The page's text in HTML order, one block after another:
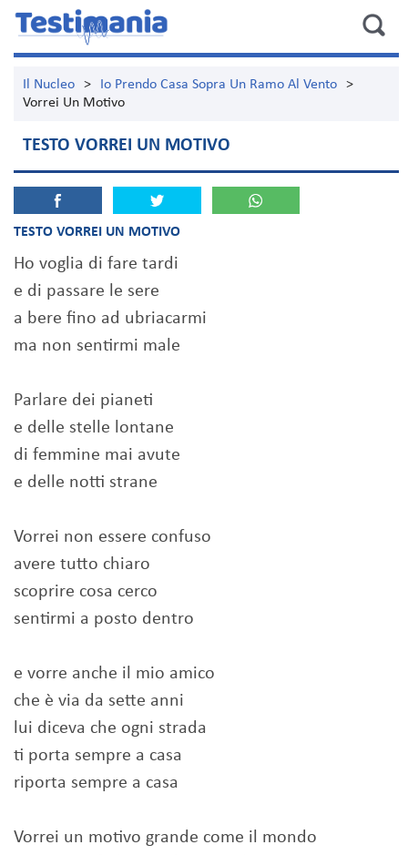
Il Nucleo > Io Prendo Casa Sopra Un Ramo Al Vento
>
Vorrei Un Motivo
TESTO VORREI UN MOTIVO
TESTO VORREI UN MOTIVO
Ho voglia di fare tardi
e di passare le sere
a bere fino ad ubriacarmi
ma non sentirmi male
Parlare dei pianeti
e delle stelle lontane
di femmine mai avute
e delle notti strane
Vorrei non essere confuso
avere tutto chiaro
scoprire cosa cerco
sentirmi a posto dentro
e vorre anche il mio amico
che è via da sette anni
lui diceva che ogni strada
ti porta sempre a casa
riporta sempre a casa
Vorrei un motivo grande come il mondo